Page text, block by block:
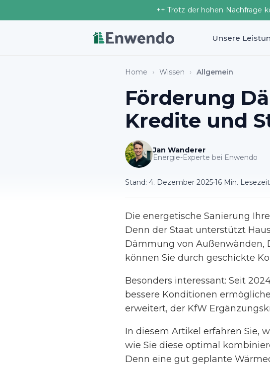
++ Trotz der hohen Nachfrage
Unsere
Home › Wissen › Allgemein
Förderung
Kredite und
Jan Wanderer
Energie-Experte bei Enwendo
Stand: 4. Dezember 2025•16 Min. Lesezeit
Die energetische Sanierung
Denn der Staat unterstützt
Dämmung von Außenwänden,
können Sie durch geschickte
Besonders interessant: Seit
bessere Konditionen
erweitert, der KfW
In diesem Artikel erfahren Sie,
wie Sie diese optimal
Denn eine gut geplante